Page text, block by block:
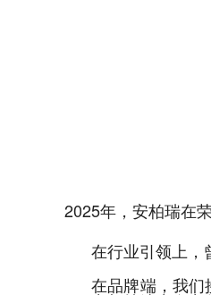
2025年，安柏瑞在
在行业引领上，
在品牌端，我们